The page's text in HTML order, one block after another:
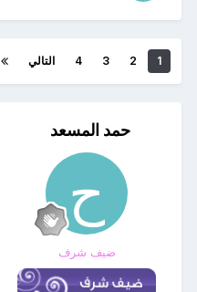
1
2
3
4 التالي
حمد المسعد
ضيف شرف